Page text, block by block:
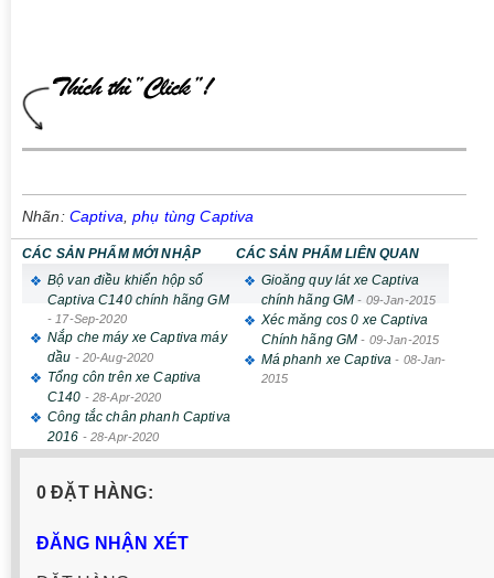
Nhãn: Captiva ,phụ tùng Captiva
CÁC SẢN PHẨM MỚI NHẬP
Bộ van điều khiển hộp số
Captiva C140 chính hãng GM
- 17-Sep-2020
Nắp che máy xe Captiva máy
dầu - 20-Aug-2020
Tổng côn trên xe Captiva
C140 - 28-Apr-2020
Công tắc chân phanh Captiva
2016 - 28-Apr-2020
CÁC SẢN PHẨM LIÊN QUAN
Gioăng quy lát xe Captiva
chính hãng GM - 09-Jan-2015
Xéc măng cos 0 xe Captiva
Chính hãng GM - 09-Jan-2015
Má phanh xe Captiva - 08-Jan-
2015
0 ĐẶT HÀNG:
ĐĂNG NHẬN XÉT